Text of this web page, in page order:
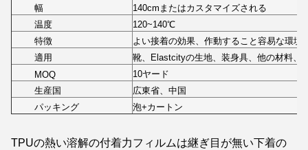
幅
140cmまたはカスタマイズされる
温度
120~140℃
特徴
よい接着の効果、作動すること容易な環境
適用
靴、Elastcityの生地、装身具、他の材料、
MOQ
10ヤード
生産国
広東省、中国
パッキング
泡+カートン
TPUの熱い溶解の付着力フィルムは継ぎ目が無い下着の